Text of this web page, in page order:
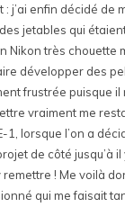
enfin décidé de
jetables qui
Nikon très chouette
développer des
frustrée puisque
vraiment me
lorsque l’on a
de côté jusqu’à
! Me voilà
qui me faisait